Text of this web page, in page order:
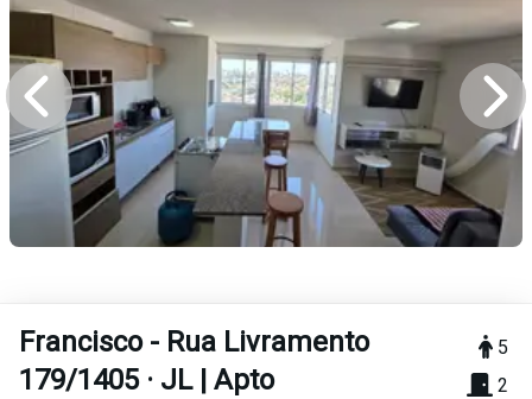
Francisco - Rua Livramento
179/1405 · JL | Apto
5
2